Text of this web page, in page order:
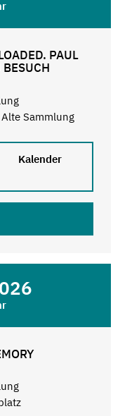
PAUL
Sammlung
Kalender